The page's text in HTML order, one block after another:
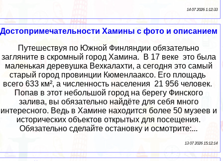
14 07 2026 1:12:33
Достопримечательности Хамины с фото и описанием
Путешествуя по Южной Финляндии обязательно
загляните в скромный город Хамина. В 17 веке это была
маленькая деревушка Вехкалахти, а сегодня это самый
старый город провинции Кюменлааксо. Его площадь
всего 633 км², а численность населения 21 956 человек.
Попав в этот небольшой город на берегу Финского
залива, вы обязательно найдёте для себя много
интересного. Ведь в Хамине находится более 50 музеев и
исторических объектов открытых для посещения.
Обязательно сделайте остановку и осмотрите:...
13 07 2026 15:12:14